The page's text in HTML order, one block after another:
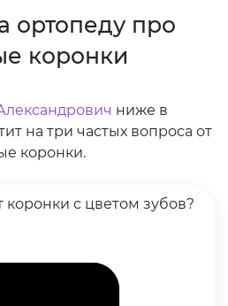
ортопеду про
коронки
ниже в
на три частых вопроса от
коронки.
коронки с цветом зубов?